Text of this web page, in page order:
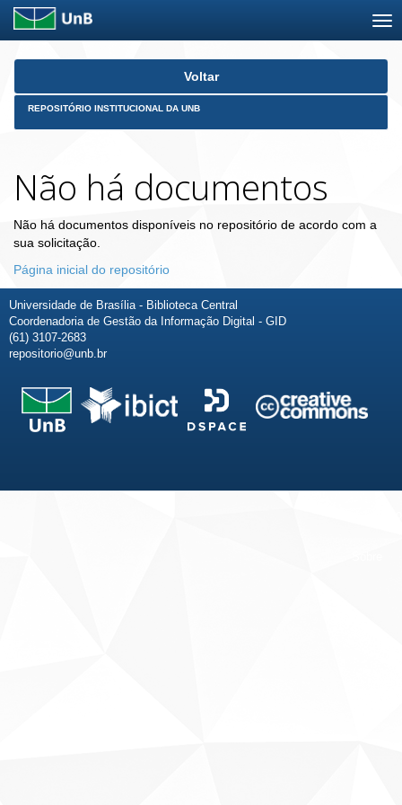
Skip
Voltar
REPOSITÓRIO INSTITUCIONAL DA UNB
Não há documentos
Não há documentos disponíveis no repositório de acordo com a
sua solicitação.
Página inicial do repositório
Universidade de Brasília - Biblioteca Central
Coordenadoria de Gestão da Informação Digital - GID
(61) 3107-2683
repositorio@unb.br